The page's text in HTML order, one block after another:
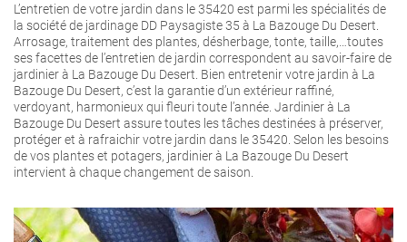
L’entretien de votre jardin dans le 35420 est parmi les spécialités de
la société de jardinage DD Paysagiste 35 à La Bazouge Du Desert.
Arrosage, traitement des plantes, désherbage, tonte, taille,…toutes
ses facettes de l’entretien de jardin correspondent au savoir-faire de
jardinier à La Bazouge Du Desert. Bien entretenir votre jardin à La
Bazouge Du Desert, c’est la garantie d’un extérieur raffiné,
verdoyant, harmonieux qui fleuri toute l’année. Jardinier à La
Bazouge Du Desert assure toutes les tâches destinées à préserver,
protéger et à rafraichir votre jardin dans le 35420. Selon les besoins
de vos plantes et potagers, jardinier à La Bazouge Du Desert
intervient à chaque changement de saison.